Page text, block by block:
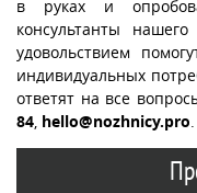
в руках и
консультанты
удовольствием
индивидуальных
ответят на все
84 hello@nozhnicy.pro